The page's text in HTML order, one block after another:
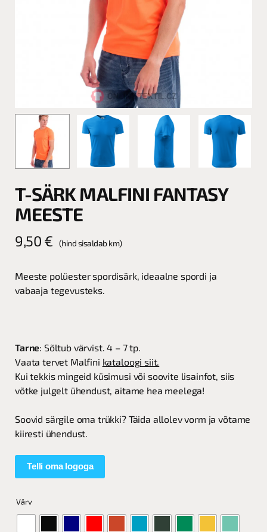
T-SÄRK MALFINI FANTASY
MEESTE
9,50 € (hind sisaldab km)
Meeste polüester spordisärk, ideaalne spordi ja
vabaaja tegevusteks.
Tarne: Sõltub värvist. 4 – 7 tp.
Vaata tervet Malfini kataloogi siit.
Kui tekkis mingeid küsimusi või soovite lisainfot, siis
võtke julgelt ühendust, aitame hea meelega!
Soovid särgile oma trükki? Täida allolev vorm ja võtame
kiiresti ühendust.
Telli oma logoga
Värv